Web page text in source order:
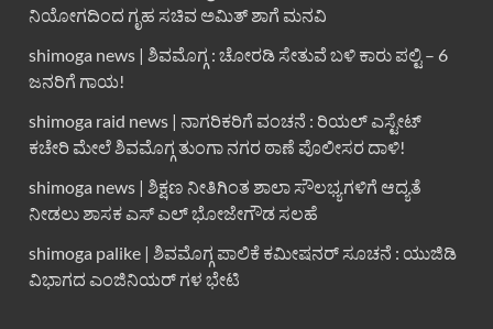
ನಿಯೋಗದಿಂದ ಗೃಹ ಸಚಿವ ಅಮಿತ್ ಶಾಗೆ ಮನವಿ
shimoga news | ಶಿವಮೊಗ್ಗ : ಚೋರಡಿ ಸೇತುವೆ ಬಳಿ ಕಾರು ಪಲ್ಟಿ – 6
ಜನರಿಗೆ ಗಾಯ!
shimoga raid news | ನಾಗರಿಕರಿಗೆ ವಂಚನೆ : ರಿಯಲ್ ಎಸ್ಟೇಟ್
ಕಚೇರಿ ಮೇಲೆ ಶಿವಮೊಗ್ಗ ತುಂಗಾ ನಗರ ಠಾಣೆ ಪೊಲೀಸರ ದಾಳಿ!
shimoga news | ಶಿಕ್ಷಣ ನೀತಿಗಿಂತ ಶಾಲಾ ಸೌಲಭ್ಯಗಳಿಗೆ ಆದ್ಯತೆ
ನೀಡಲು ಶಾಸಕ ಎಸ್ ಎಲ್ ಭೋಜೇಗೌಡ ಸಲಹೆ
shimoga palike | ಶಿವಮೊಗ್ಗ ಪಾಲಿಕೆ ಕಮೀಷನರ್ ಸೂಚನೆ : ಯುಜಿಡಿ
ವಿಭಾಗದ ಎಂಜಿನಿಯರ್ ಗಳ ಭೇಟಿ